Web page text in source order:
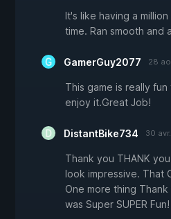
It's like having a
time. Ran smooth and
GamerGuy2077 28
This game is really
enjoy it.Great Job!
DistantBike734 30 avr.
Thank you THANK
look impressive. That
One more thing
was Super SUPER Fun!